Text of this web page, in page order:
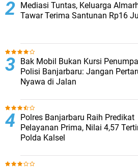
Mediasi Tuntas, Keluarga
Tawar Terima Santunan Rp16
Bak Mobil Bukan Kursi
Polisi Banjarbaru: Jangan
Nyawa di Jalan
Polres Banjarbaru Raih Predikat
Pelayanan Prima, Nilai 4,57
Polda Kalsel